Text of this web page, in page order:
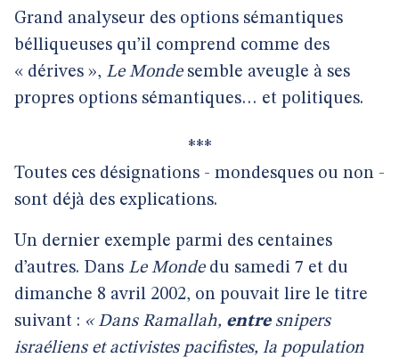
Grand analyseur des options sémantiques
bélliqueuses qu’il comprend comme des
« dérives », Le Mondesemble aveugle à ses
propres options sémantiques… et politiques.
***
Toutes ces désignations - mondesques ou non -
sont déjà des explications.
Un dernier exemple parmi des centaines
d’autres. Dans Le Mondedu samedi 7 et du
dimanche 8 avril 2002, on pouvait lire le titre
suivant : « Dans Ramallah, entresnipers
israéliens et activistes pacifistes, la population